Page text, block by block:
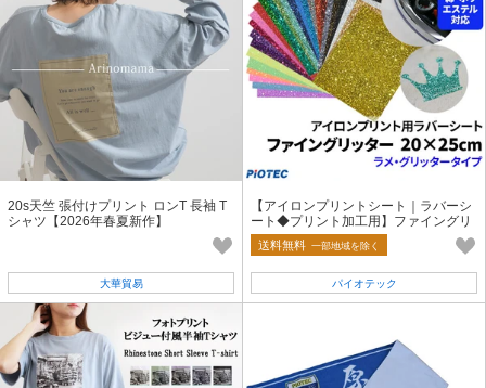
20s天竺 張付けプリント ロンT 長袖 T
シャツ【2026年春夏新作】
大華貿易
【アイロンプリントシート｜ラバーシ
ート◆プリント加工用】ファイングリ
ッター20cm×25cm
送料無料 一部地域を除く
パイオテック